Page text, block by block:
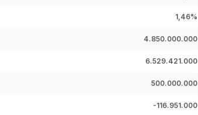
1,46%
4.850.000.000
6.529.421.000
500.000.000
-116.951.000